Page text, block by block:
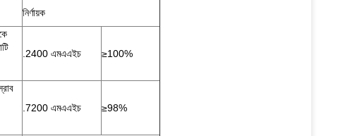
নির্ণায়ক
.2400 এমএএইচ ≥100%
.7200 এমএএইচ ≥98%